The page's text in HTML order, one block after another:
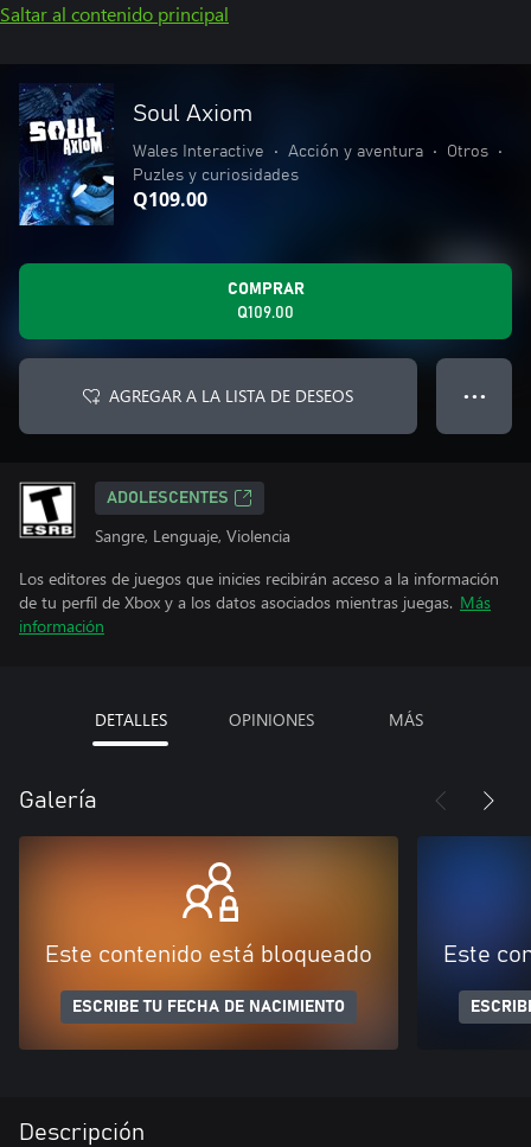
Saltar al contenido principal
Soul Axiom
Wales Interactive • Acción y aventura • Otros
•
Puzles y curiosidades
Q109.00
COMPRAR
Q109.00
AGREGAR A LA LISTA DE DESEOS ● ● ●
ADOLESCENTES
Sangre, Lenguaje, Violencia
Los editores de juegos que inicies recibirán acceso a la información
de tu perfil de Xbox y a los datos asociados mientras juegas. Más
información
DETALLES OPINIONES MÁS
Galería
Este contenido está bloqueado
ESCRIBE TU FECHA DE NACIMIENTO
Este
Descripción